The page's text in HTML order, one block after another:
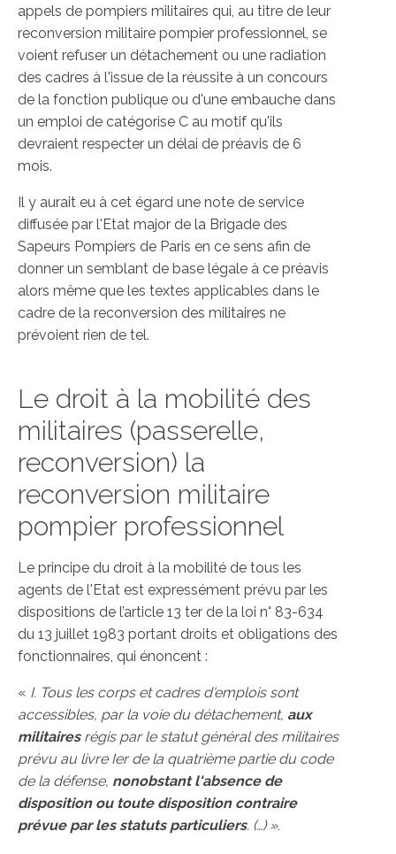
appels de pompiers militaires qui, au titre de leur
reconversion militaire pompier professionnel, se
voient refuser un détachement ou une radiation
des cadres à l'issue de la réussite à un concours
de la fonction publique ou d'une embauche dans
un emploi de catégorise C au motif qu'ils
devraient respecter un délai de préavis de 6
mois.
Il y aurait eu à cet égard une note de service
diffusée par l'Etat major de la Brigade des
Sapeurs Pompiers de Paris en ce sens afin de
donner un semblant de base légale à ce préavis
alors même que les textes applicables dans le
cadre de la reconversion des militaires ne
prévoient rien de tel.
Le droit à la mobilité des
militaires (passerelle,
reconversion) la
reconversion militaire
pompier professionnel
Le principe du droit à la mobilité de tous les
agents de l'Etat est expressément prévu par les
dispositions de l’article 13 ter de la loi n° 83-634
du 13 juillet 1983 portant droits et obligations des
fonctionnaires, qui énoncent :
« I. Tous les corps et cadres d'emplois sont
accessibles, par la voie du détachement, aux
militairesrégis par le statut général des militaires
prévu au livre Ier de la quatrième partie du code
de la défense, nonobstant l'absence de
disposition ou toute disposition contraire
prévue par les statuts particuliers. (…) ».